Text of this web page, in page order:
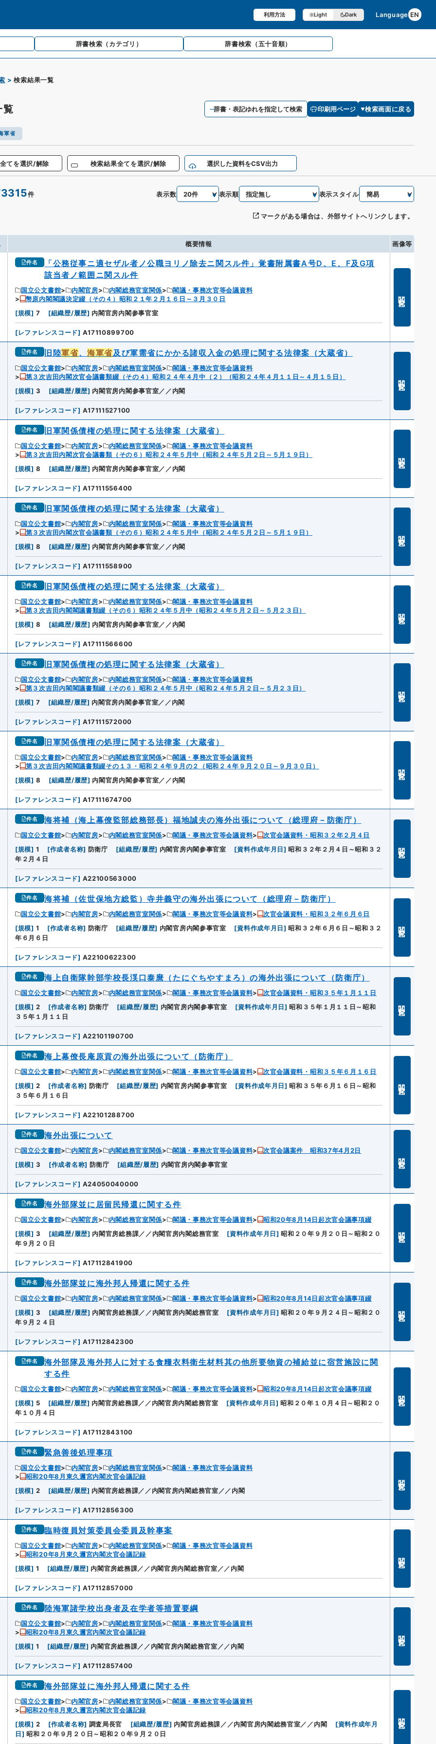
利用方法 Light Dark Language EN
辞書検索 （カテゴリ） 辞書検索 （五十音順）
検索結果一覧
覧 辞書・表記ゆれを指定して検索 印刷用ページ 検索画面に戻る
軍省
てを選択/解除 検索結果全てを選択/解除 選択した資料をCSV出力
件
表示数 表示順 表示スタイル
マークがある場合は、外部サイトへリンクします。
概要情報 画像等
件名
「公務従事ニ適セザル者ノ公職ヨリノ除去ニ関スル件」覚書附属書A号D、E、F及G項
該当者ノ範囲ニ関スル件
国立公文書館 内閣官房 内閣総務官室関係
閣議・事務次官等会議資料
幣原内閣閣議決定綴（その４）昭和２１年２月１６日～３月３０日
[規模] 7 [組織歴/履歴] 内閣官房内閣参事官室
[レファレンスコード] A17110899700
件名 旧陸軍省、海軍省及び軍需省にかかる諸収入金の処理に関する法律案（大蔵省）
国立公文書館 内閣官房 内閣総務官室関係
閣議・事務次官等会議資料
第３次吉田内閣次官会議書類綴（その４）昭和２４年４月中（２）（昭和２４年４月１１日～４月１５日）
[規模] 3 [組織歴/履歴] 内閣官房内閣参事官室／／内閣
[レファレンスコード] A17111527100
件名 旧軍関係債権の処理に関する法律案（大蔵省）
国立公文書館 内閣官房 内閣総務官室関係
閣議・事務次官等会議資料
第３次吉田内閣次官会議書類（その６）昭和２４年５月中（昭和２４年５月２日～５月１９日）
[規模] 8 [組織歴/履歴] 内閣官房内閣参事官室／／内閣
[レファレンスコード] A17111556400
件名 旧軍関係債権の処理に関する法律案（大蔵省）
国立公文書館 内閣官房 内閣総務官室関係
閣議・事務次官等会議資料
第３次吉田内閣次官会議書類（その６）昭和２４年５月中（昭和２４年５月２日～５月１９日）
[規模] 8 [組織歴/履歴] 内閣官房内閣参事官室／／内閣
[レファレンスコード] A17111558900
件名 旧軍関係債権の処理に関する法律案（大蔵省）
国立公文書館 内閣官房 内閣総務官室関係
閣議・事務次官等会議資料
第３次吉田内閣閣議書類綴（その６）昭和２４年５月中（昭和２４年５月２日～５月２３日）
[規模] 8 [組織歴/履歴] 内閣官房内閣参事官室／／内閣
[レファレンスコード] A17111566600
件名 旧軍関係債権の処理に関する法律案（大蔵省）
国立公文書館 内閣官房 内閣総務官室関係
閣議・事務次官等会議資料
第３次吉田内閣閣議書類綴（その６）昭和２４年５月中（昭和２４年５月２日～５月２３日）
[規模] 7 [組織歴/履歴] 内閣官房内閣参事官室／／内閣
[レファレンスコード] A17111572000
件名 旧軍関係債権の処理に関する法律案（大蔵省）
国立公文書館 内閣官房 内閣総務官室関係
閣議・事務次官等会議資料
第３次吉田内閣閣議書類綴その１３・昭和２４年９月の２（昭和２４年９月２０日～９月３０日）
[規模] 8 [組織歴/履歴] 内閣官房内閣参事官室／／内閣
[レファレンスコード] A17111674700
件名 海将補（海上幕僚監部総務部長）福地誠夫の海外出張について（総理府－防衛庁）
国立公文書館 内閣官房 内閣総務官室関係 閣議・事務次官等会議資料
次官会議資料・昭和３２年２月４日
[規模] 1 [作成者名称] 防衛庁 [組織歴/履歴] 内閣官房内閣参事官室 [資料作成年月日] 昭和３２年２月４日～昭和３２
年２月４日
[レファレンスコード] A22100563000
件名 海将補（佐世保地方総監）寺井義守の海外出張について（総理府－防衛庁）
国立公文書館 内閣官房 内閣総務官室関係 閣議・事務次官等会議資料
次官会議資料・昭和３２年６月６日
[規模] 1 [作成者名称] 防衛庁 [組織歴/履歴] 内閣官房内閣参事官室 [資料作成年月日] 昭和３２年６月６日～昭和３２
年６月６日
[レファレンスコード] A22100622300
件名 海上自衛隊幹部学校長渓口泰麿（たにぐちやすまろ）の海外出張について（防衛庁）
国立公文書館 内閣官房 内閣総務官室関係 閣議・事務次官等会議資料
次官会議資料・昭和３５年１月１１日
[規模] 2 [作成者名称] 防衛庁 [組織歴/履歴] 内閣官房内閣参事官室 [資料作成年月日] 昭和３５年１月１１日～昭和
３５年１月１１日
[レファレンスコード] A22101190700
件名 海上幕僚長庵原貢の海外出張について（防衛庁）
国立公文書館 内閣官房 内閣総務官室関係 閣議・事務次官等会議資料
次官会議資料・昭和３５年６月１６日
[規模] 2 [作成者名称] 防衛庁 [組織歴/履歴] 内閣官房内閣参事官室 [資料作成年月日] 昭和３５年６月１６日～昭和
３５年６月１６日
[レファレンスコード] A22101288700
件名 海外出張について
国立公文書館 内閣官房 内閣総務官室関係 閣議・事務次官等会議資料
次官会議案件 昭和37年4月2日
[規模] 3 [作成者名称] 防衛庁 [組織歴/履歴] 内閣官房内閣参事官室
[レファレンスコード] A24050040000
件名 海外部隊並に居留民帰還に関する件
国立公文書館 内閣官房 内閣総務官室関係 閣議・事務次官等会議資料
昭和20年8月14日起次官会議事項綴
[規模] 3 [組織歴/履歴] 内閣官房総務課／／内閣官房内閣総務官室 [資料作成年月日] 昭和２０年９月２０日～昭和２０
年９月２０日
[レファレンスコード] A17112841900
件名 海外部隊並に海外邦人帰還に関する件
国立公文書館 内閣官房 内閣総務官室関係 閣議・事務次官等会議資料
昭和20年8月14日起次官会議事項綴
[規模] 3 [組織歴/履歴] 内閣官房総務課／／内閣官房内閣総務官室 [資料作成年月日] 昭和２０年９月２４日～昭和２０
年９月２４日
[レファレンスコード] A17112842300
件名
海外部隊及海外邦人に対する食糧衣料衛生材料其の他所要物資の補給並に宿営施設に関
する件
国立公文書館 内閣官房 内閣総務官室関係 閣議・事務次官等会議資料
昭和20年8月14日起次官会議事項綴
[規模] 5 [組織歴/履歴] 内閣官房総務課／／内閣官房内閣総務官室 [資料作成年月日] 昭和２０年１０月４日～昭和２０
年１０月４日
[レファレンスコード] A17112843100
件名 緊急善後処理事項
国立公文書館 内閣官房 内閣総務官室関係
閣議・事務次官等会議資料
昭和20年8月東久邇宮内閣次官会議記録
[規模] 2 [組織歴/履歴] 内閣官房総務課／／内閣官房内閣総務官室／／内閣
[レファレンスコード] A17112856300
件名 臨時復員対策委員会委員及幹事案
国立公文書館 内閣官房 内閣総務官室関係
閣議・事務次官等会議資料
昭和20年8月東久邇宮内閣次官会議記録
[規模] 1 [組織歴/履歴] 内閣官房総務課／／内閣官房内閣総務官室／／内閣
[レファレンスコード] A17112857000
件名 陸海軍諸学校出身者及在学者等措置要綱
国立公文書館 内閣官房 内閣総務官室関係
閣議・事務次官等会議資料
昭和20年8月東久邇宮内閣次官会議記録
[規模] 1 [組織歴/履歴] 内閣官房総務課／／内閣官房内閣総務官室／／内閣
[レファレンスコード] A17112857400
件名 海外部隊並に海外邦人帰還に関する件
国立公文書館 内閣官房 内閣総務官室関係
閣議・事務次官等会議資料
昭和20年8月東久邇宮内閣次官会議記録
[規模] 2 [作成者名称] 調査局長官 [組織歴/履歴] 内閣官房総務課／／内閣官房内閣総務官室／／内閣 [資料作成年月
日] 昭和２０年９月２０日～昭和２０年９月２０日